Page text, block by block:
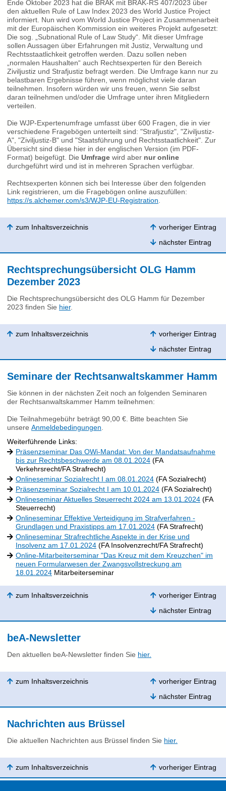
Ende Oktober 2023 hat die BRAK mit BRAK-RS 407/2023 über
den aktuellen Rule of Law Index 2023 des World Justice Project
informiert. Nun wird vom World Justice Project in Zusammenarbeit
mit der Europäischen Kommission ein weiteres Projekt aufgesetzt:
Die sog. „Subnational Rule of Law Study“. Mit dieser Umfrage
sollen Aussagen über Erfahrungen mit Justiz, Verwaltung und
Rechtsstaatlichkeit getroffen werden. Dazu sollen neben
„normalen Haushalten“ auch Rechtsexperten für den Bereich
Ziviljustiz und Strafjustiz befragt werden. Die Umfrage kann nur zu
belastbaren Ergebnisse führen, wenn möglichst viele daran
teilnehmen. Insofern würden wir uns freuen, wenn Sie selbst
daran teilnehmen und/oder die Umfrage unter ihren Mitgliedern
verteilen.
Die WJP-Expertenumfrage umfasst über 600 Fragen, die in vier
verschiedene Fragebögen unterteilt sind: "Strafjustiz", "Ziviljustiz-
A", "Ziviljustiz-B" und "Staatsführung und Rechtsstaatlichkeit". Zur
Übersicht sind diese hier in der englischen Version (im PDF-
Format) beigefügt. Die Umfrage wird aber nur online
durchgeführt wird und ist in mehreren Sprachen verfügbar.
Rechtsexperten können sich bei Interesse über den folgenden
Link registrieren, um die Fragebögen online auszufüllen:
https://s.alchemer.com/s3/WJP-EU-Registration
zum Inhaltsverzeichnis
vorheriger Eintrag
nächster Eintrag
Rechtsprechungsübersicht OLG Hamm
Dezember 2023
Die Rechtsprechungsübersicht des OLG Hamm für Dezember
2023 finden Sie hier.
zum Inhaltsverzeichnis
vorheriger Eintrag
nächster Eintrag
Seminare der Rechtsanwaltskammer Hamm
Sie können in der nächsten Zeit noch an folgenden Seminaren
der Rechtsanwaltskammer Hamm teilnehmen:
Die Teilnahmegebühr beträgt 90,00 €. Bitte beachten Sie
unsere Anmeldebedingungen
Weiterführende Links:
Präsenzseminar Das OWi-Mandat: Von der Mandatsaufnahme
bis zur Rechtsbeschwerde am 08.01.2024 (FA
Verkehrsrecht/FA Strafrecht)
Onlineseminar Sozialrecht I am 08.01.2024 (FA Sozialrecht)
Präsenzseminar Sozialrecht I am 10.01.2024 (FA Sozialrecht)
Onlineseminar Aktuelles Steuerrecht 2024 am 13.01.2024 (FA
Steuerrecht)
Onlineseminar Effektive Verteidigung im Strafverfahren -
Grundlagen und Praxistipps am 17.01.2024 (FA Strafrecht)
Onlineseminar Strafrechtliche Aspekte in der Krise und
Insolvenz am 17.01.2024 (FA Insolvenzrecht/FA Strafrecht)
Online-Mitarbeiterseminar "Das Kreuz mit dem Kreuzchen" im
neuen Formularwesen der Zwangsvollstreckung am
18.01.2024 Mitarbeiterseminar
zum Inhaltsverzeichnis
vorheriger Eintrag
nächster Eintrag
beA-Newsletter
Den aktuellen beA-Newsletter finden Sie hier.
zum Inhaltsverzeichnis
vorheriger Eintrag
nächster Eintrag
Nachrichten aus Brüssel
Die aktuellen Nachrichten aus Brüssel finden Sie hier.
zum Inhaltsverzeichnis vorheriger Eintrag